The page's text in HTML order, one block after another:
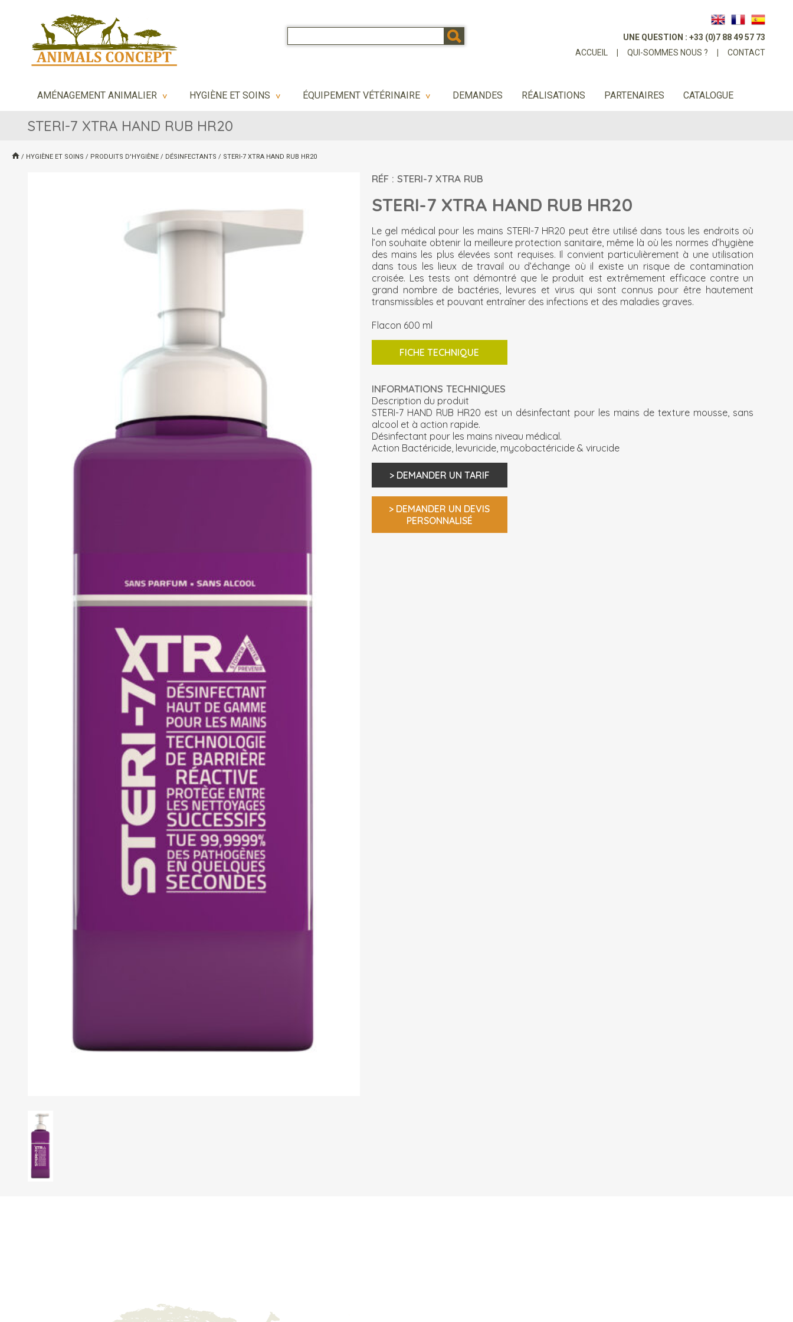
UNE QUESTION : +33 (0)7 88 49 57 73
ACCUEIL
QUI-SOMMES NOUS ? CONTACT
AMÉNAGEMENT ANIMALIER > HYGIÈNE ET SOINS > ÉQUIPEMENT VÉTÉRINAIRE > DEMANDES RÉALISATIONS PARTENAIRES CATALOGUE
STERI-7 XTRA HAND RUB HR20
/ HYGIÈNE ET SOINS / PRODUITS D'HYGIÈNE / DÉSINFECTANTS / STERI-7 XTRA HAND RUB HR20
RÉF : STERI-7 XTRA RUB
STERI-7 XTRA HAND RUB HR20
Le gel médical pour les mains STERI-7 HR20 peut être utilisé dans tous les endroits où
l’on souhaite obtenir la meilleure protection sanitaire, même là où les normes d’hygiène
des mains les plus élevées sont requises. Il convient particulièrement à une utilisation
dans tous les lieux de travail ou d’échange où il existe un risque de contamination
croisée. Les tests ont démontré que le produit est extrêmement efficace contre un
grand nombre de bactéries, levures et virus qui sont connus pour être hautement
transmissibles et pouvant entraîner des infections et des maladies graves.
Flacon 600 ml
FICHE TECHNIQUE
INFORMATIONS TECHNIQUES
Description du produit
STERI-7 HAND RUB HR20 est un désinfectant pour les mains de texture mousse, sans
alcool et à action rapide.
Désinfectant pour les mains niveau médical.
Action Bactéricide, levuricide, mycobactéricide & virucide
> DEMANDER UN TARIF
> DEMANDER UN DEVIS
PERSONNALISÉ